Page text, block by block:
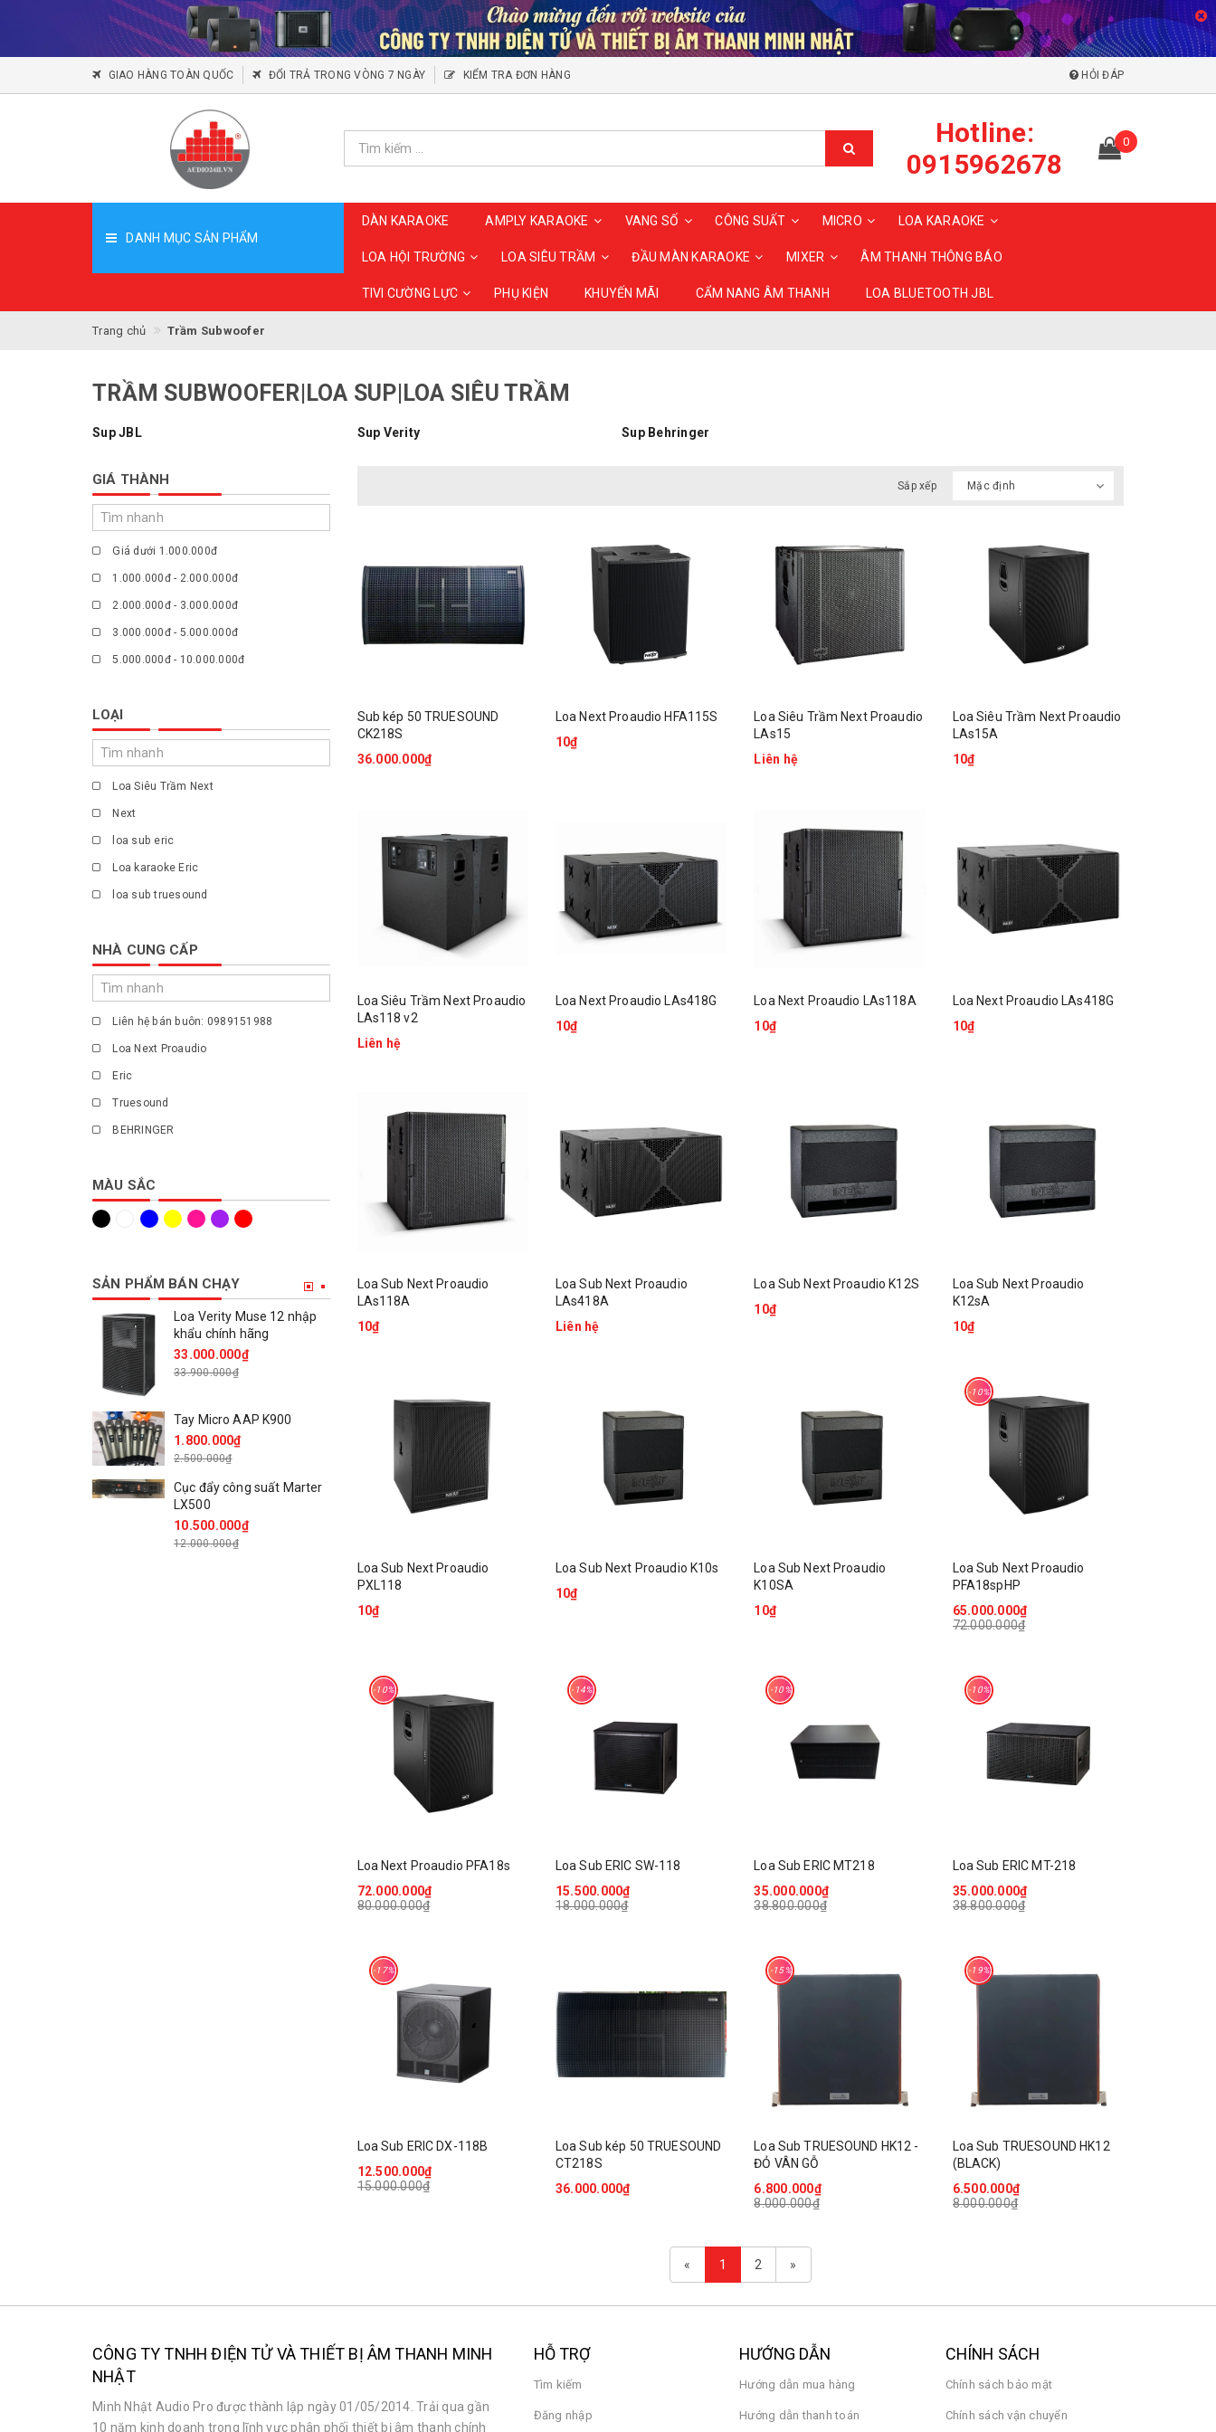
GIAO HÀNG TOÀN QUỐC ĐỔI TRẢ TRONG VÒNG 7 NGÀY KIỂM TRA ĐƠN HÀNG HỎI ĐÁP
Hotline:
0915962678
0
DANH MỤC SẢN PHẨM
DÀN KARAOKE AMPLY KARAOKE VANG SỐ CÔNG SUẤT MICRO LOA KARAOKE
LOA HỘI TRƯỜNG LOA SIÊU TRẦM ĐẦU MÀN KARAOKE MIXER ÂM THANH THÔNG BÁO
TIVI CƯỜNG LỰC PHỤ KIỆN KHUYẾN MÃI CẨM NANG ÂM THANH LOA BLUETOOTH JBL
Trang chủ Trầm Subwoofer
TRẦM SUBWOOFER|LOA SUP|LOA SIÊU TRẦM
Sup JBL Sup Verity Sup Behringer
Sub kép 50 TRUESOUND
CK218S
36.000.000₫
Loa Next Proaudio HFA115S
10₫
Loa Siêu Trầm Next Proaudio
LAs15
Liên hệ
Loa Siêu Trầm Next Proaudio
LAs15A
10₫
Loa Siêu Trầm Next Proaudio
LAs118 v2
Liên hệ
Loa Next Proaudio LAs418G
10₫
Loa Next Proaudio LAs118A
10₫
Loa Next Proaudio LAs418G
10₫
Loa Sub Next Proaudio
LAs118A
10₫
Loa Sub Next Proaudio
LAs418A
Liên hệ
Loa Sub Next Proaudio K12S
10₫
Loa Sub Next Proaudio
K12sA
10₫
Loa Sub Next Proaudio
PXL118
10₫
Loa Sub Next Proaudio K10s
10₫
Loa Sub Next Proaudio
K10SA
10₫
-10%
Loa Sub Next Proaudio
PFA18spHP
65.000.000₫
72.000.000₫
-10%
Loa Next Proaudio PFA18s
72.000.000₫
80.000.000₫
-14%
Loa Sub ERIC SW-118
15.500.000₫
18.000.000₫
-10%
Loa Sub ERIC MT218
35.000.000₫
38.800.000₫
-10%
Loa Sub ERIC MT-218
35.000.000₫
38.800.000₫
-17%
Loa Sub ERIC DX-118B
12.500.000₫
15.000.000₫
Loa Sub kép 50 TRUESOUND
CT218S
36.000.000₫
-15%
Loa Sub TRUESOUND HK12 -
ĐỎ VÂN GỖ
6.800.000₫
8.000.000₫
-19%
Loa Sub TRUESOUND HK12
(BLACK)
6.500.000₫
8.000.000₫
« 1 2 »
GIÁ THÀNH
Giá dưới 1.000.000đ
1.000.000đ - 2.000.000đ
2.000.000đ - 3.000.000đ
3.000.000đ - 5.000.000đ
5.000.000đ - 10.000.000đ
LOẠI
Loa Siêu Trầm Next
Next
loa sub eric
Loa karaoke Eric
loa sub truesound
NHÀ CUNG CẤP
Liên hệ bán buôn: 0989151988
Loa Next Proaudio
Eric
Truesound
BEHRINGER
MÀU SẮC
SẢN PHẨM BÁN CHẠY
Loa Verity Muse 12 nhập
khẩu chính hãng
33.000.000₫
33.900.000₫
Tay Micro AAP K900
1.800.000₫
2.500.000₫
Cục đẩy công suất Marter
LX500
10.500.000₫
12.000.000₫
11.900.000₫
Loa Karaoke JBL MK08
9.000.000₫
CÔNG TY TNHH ĐIỆN TỬ VÀ THIẾT BỊ ÂM THANH MINH
NHẬT
Minh Nhật Audio Pro được thành lập ngày 01/05/2014. Trải qua gần
10 năm kinh doanh trong lĩnh vực phân phối thiết bị âm thanh chính
HỖ TRỢ
Tìm kiếm
Đăng nhập
HƯỚNG DẪN
Hướng dẫn mua hàng
Hướng dẫn thanh toán
CHÍNH SÁCH
Chính sách bảo mật
Chính sách vận chuyển